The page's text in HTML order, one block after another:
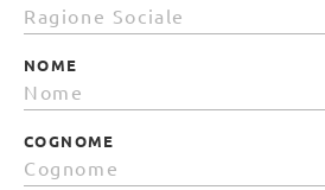
NOME
COGNOME